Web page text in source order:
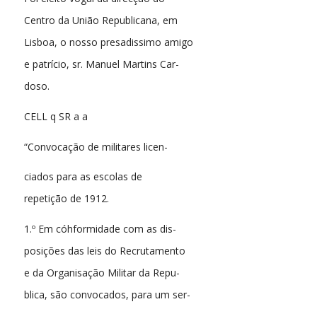
Centro da União Republicana, em
Lisboa, o nosso presadissimo amigo
e patrício, sr. Manuel Martins Car-
doso.
CELL q SR a a
“Convocação de militares licen-
ciados para as escolas de
repetição de 1912.
1.º Em cóhformidade com as dis-
posições das leis do Recrutamento
e da Organisação Militar da Repu-
blica, são convocados, para um ser-